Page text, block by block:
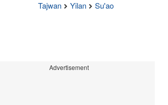
Tajwan Yilan Su'ao
Advertisement